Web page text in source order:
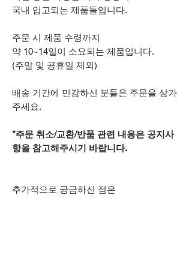
국내 입고되는 제품들입니다.
주문 시 제품 수령까지
약 10~14일이 소요되는 제품입니다.
(주말 및 공휴일 제외)
배송 기간에 민감하신 분들은 주문을 삼가
주세요.
*주문 취소/교환/반품 관련 내용은 공지사
항을 참고해주시기 바랍니다.
추가적으로 궁금하신 점은